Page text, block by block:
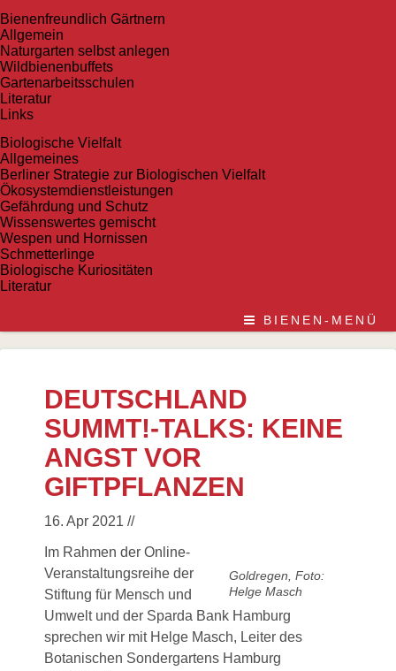
Bienen­freundlich Gärtnern
Allgemein
Naturgarten selbst anlegen
Wildbienenbuffets
Gartenarbeitsschulen
Literatur
Links
Biologische Vielfalt
Allgemeines
Berliner Strategie zur Biologischen Vielfalt
Ökosystemdienstleistungen
Gefährdung und Schutz
Wissenswertes gemischt
Wespen und Hornissen
Schmetterlinge
Biologische Kuriositäten
Literatur
BIENEN-MENÜ
DEUTSCHLAND
SUMMT!-TALKS: KEINE
ANGST VOR
GIFTPFLANZEN
16. Apr 2021 //
Goldregen, Foto:
Helge Masch
Im Rahmen der Online-
Veranstaltungsreihe der
Stiftung für Mensch und
Umwelt und der Sparda Bank Hamburg
sprechen wir mit Helge Masch, Leiter des
Botanischen Sondergartens Hamburg